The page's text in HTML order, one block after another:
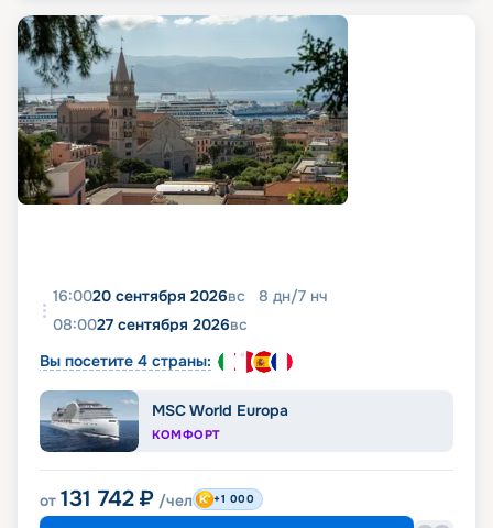
16:0020 сентября 2026вс 8 дн/7 нч
08:0027 сентября 2026вс
Вы посетите 4 страны:
MSC World Europa
КОМФОРТ
от 131 742 ₽ /чел +1 000